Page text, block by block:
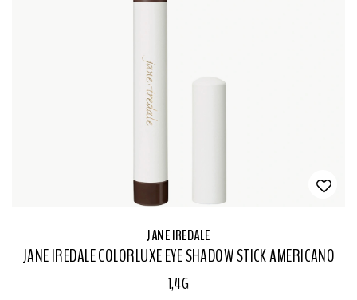
JANE IREDALE
JANE IREDALE COLORLUXE EYE SHADOW STICK AMERICANO
1,4G